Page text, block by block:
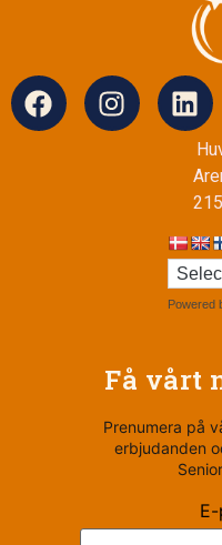
Powered
Få vårt
Prenumera på
erbjudanden